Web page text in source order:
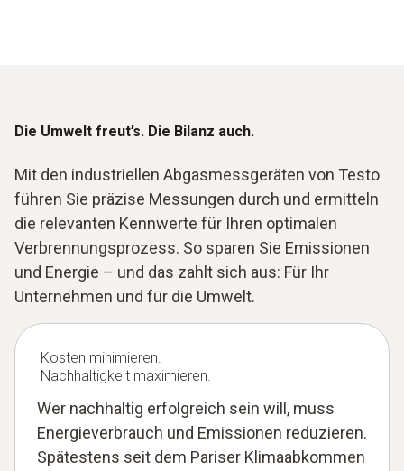
Die Umwelt freut’s. Die Bilanz auch.
Mit den industriellen Abgasmessgeräten von Testo
führen Sie präzise Messungen durch und ermitteln
die relevanten Kennwerte für Ihren optimalen
Verbrennungsprozess. So sparen Sie Emissionen
und Energie – und das zahlt sich aus: Für Ihr
Unternehmen und für die Umwelt.
Kosten minimieren.
Nachhaltigkeit maximieren.
Wer nachhaltig erfolgreich sein will, muss
Energieverbrauch und Emissionen reduzieren.
Spätestens seit dem Pariser Klimaabkommen